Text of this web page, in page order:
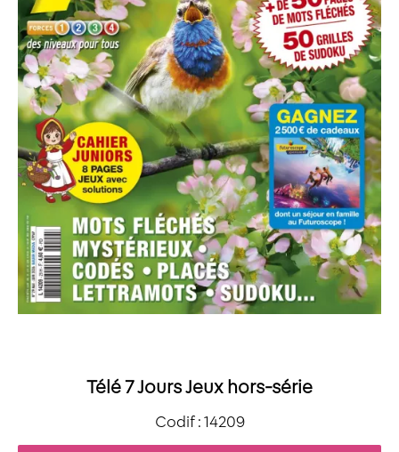
Télé 7 Jours Jeux hors-série
Codif : 14209